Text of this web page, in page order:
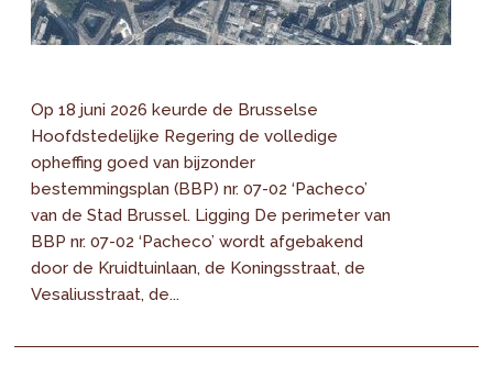
Op 18 juni 2026 keurde de Brusselse
Hoofdstedelijke Regering de volledige
opheffing goed van bijzonder
bestemmingsplan (BBP) nr. 07-02 ‘Pacheco’
van de Stad Brussel. Ligging De perimeter van
BBP nr. 07-02 ‘Pacheco’ wordt afgebakend
door de Kruidtuinlaan, de Koningsstraat, de
Vesaliusstraat, de...